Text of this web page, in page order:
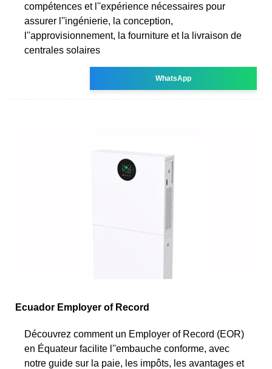
compétences et l''expérience nécessaires pour
assurer l''ingénierie, la conception,
l''approvisionnement, la fourniture et la livraison de
centrales solaires
WhatsApp
Ecuador Employer of Record
Découvrez comment un Employer of Record (EOR)
en Équateur facilite l''embauche conforme, avec
notre guide sur la paie, les impôts, les avantages et